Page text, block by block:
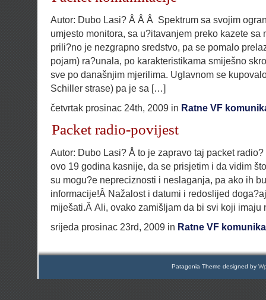
Autor: Dubo Lasi? Â Â Â Spektrum sa svojim
umjesto monitora, sa u?itavanjem preko kazete sa
prili?no je nezgrapno sredstvo, pa se pomalo
pojam) ra?unala, po karakteristikama smiješno
sve po današnjim mjerilima. Uglavnom se
Schiller strase) pa je sa […]
četvrtak prosinac 24th, 2009 in Ratne VF
Packet radio-povijest
Autor: Dubo Lasi? Å to je zapravo taj packet
ovo 19 godina kasnije, da se prisjetim i da vidim
su mogu?e nepreciznosti i neslaganja, pa ako ih
informacije!Â Nažalost i datumi i redoslijed
miješati.Â Ali, ovako zamišljam da bi svi koji
srijeda prosinac 23rd, 2009 in Ratne VF
Patagonia Theme designed by